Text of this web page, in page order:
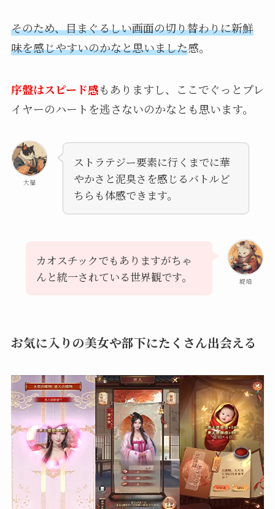
そのため、目まぐるしい画面の切り替わりに新鮮
味を感じやすいのかなと思いました感。
序盤はスピード感もありますし、ここでぐっとプレ
イヤーのハートを逃さないのかなとも思います。
大福
ストラテジー要素に行くまでに華
やかさと泥臭さを感じるバトルど
ちらも体感できます。
琥珀
カオスチックでもありますがちゃ
んと統一されている世界観です。
お気に入りの美女や部下にたくさん出会える